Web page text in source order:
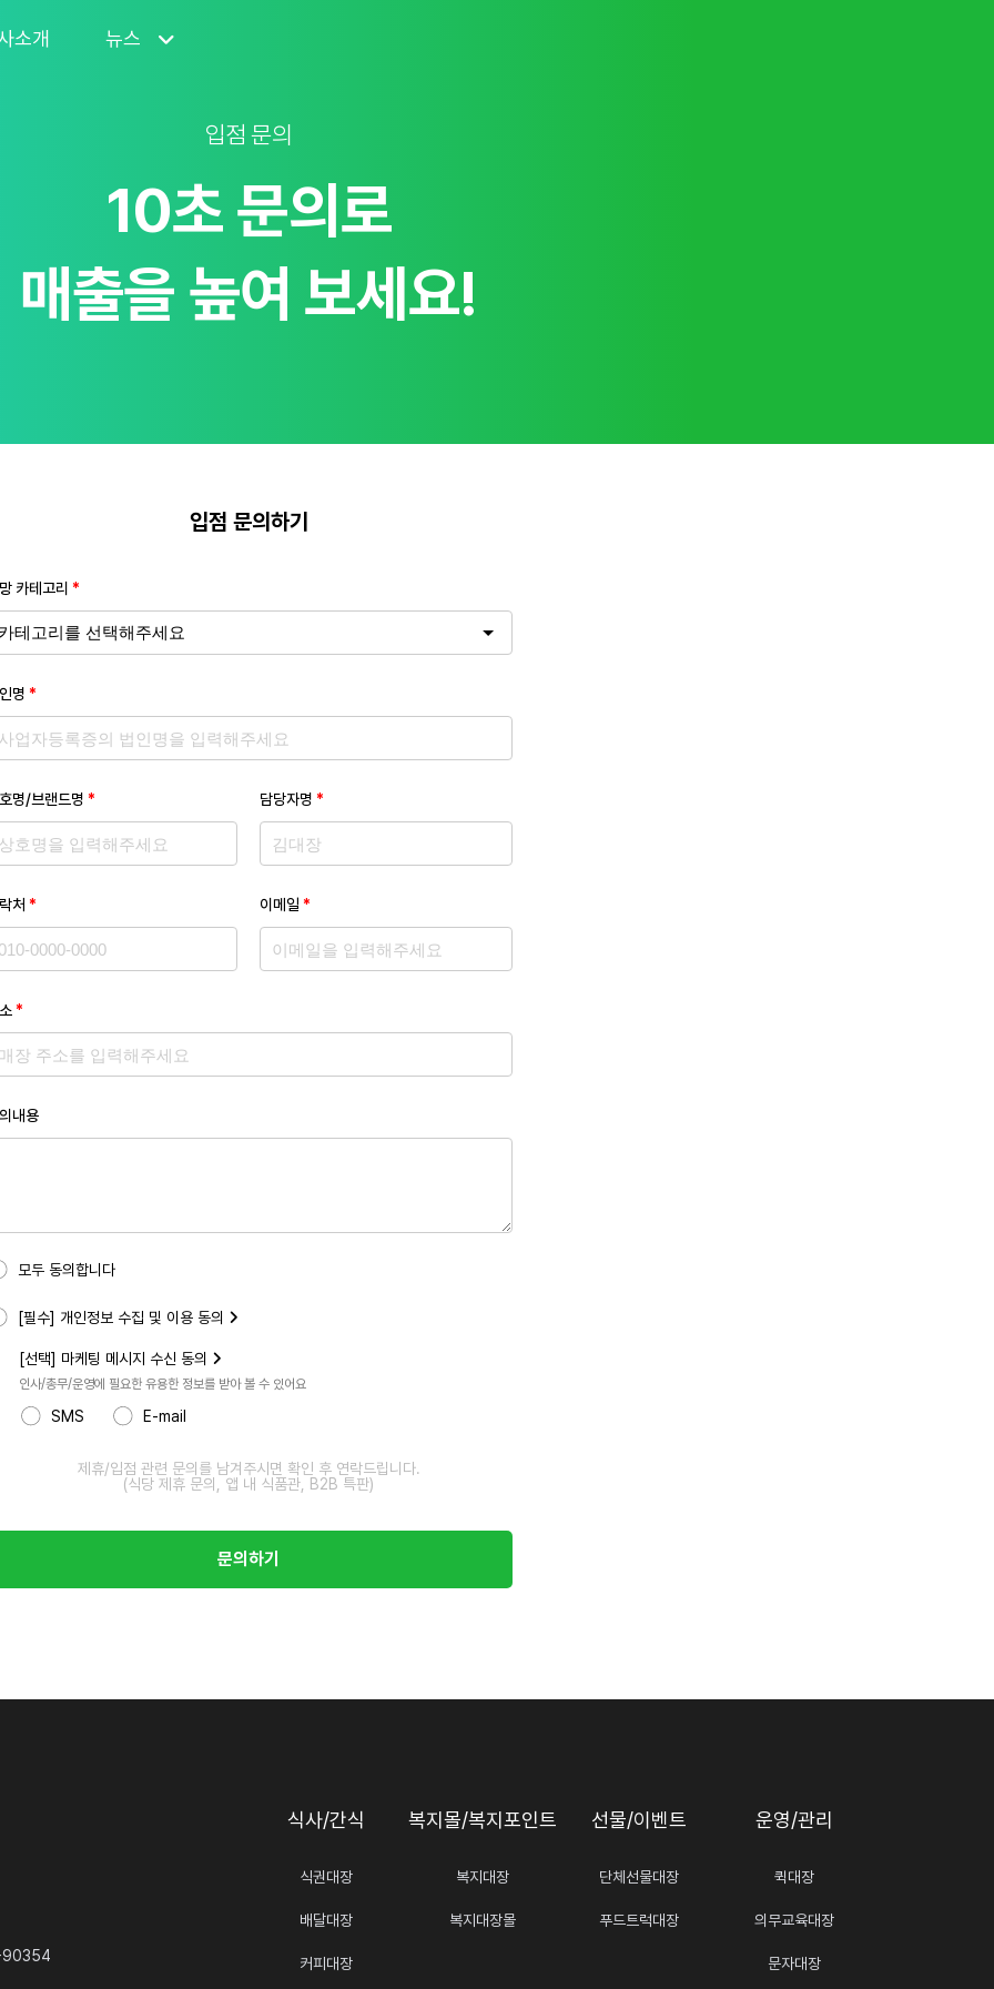
소개 뉴스
입점 문의
10초 문의로
매출을 높여 보세요!
입점 문의하기
카테고리 *
명 *
명/브랜드명 *
처 *
담당자명 *
이메일 *
*
내용
모두 동의합니다
[필수] 개인정보 수집 및 이용 동의
[선택] 마케팅 메시지 수신 동의
인사/총무/운영에 필요한 유용한 정보를 받아 볼 수 있어요
SMS E-mail
제휴/입점 관련 문의를 남겨주시면 확인 후 연락드립니다.
(식당 제휴 문의, 앱 내 식품관, B2B 특판)
문의하기
90354
식사/간식
식권대장
배달대장
커피대장
복지몰/복지포인트
복지대장
복지대장몰
선물/이벤트
단체선물대장
푸드트럭대장
운영/관리
퀵대장
의무교육대장
문자대장